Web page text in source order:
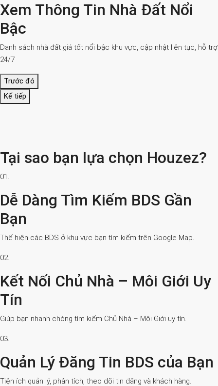
Xem Thông Tin Nhà Đất Nổi
Bậc
Danh sách nhà đất giá tốt nổi bậc khu vực, cập nhật liên tục, hỗ trợ
24/7
Trước đó
Kế tiếp
Tại sao bạn lựa chọn Houzez?
01.
Dễ Dàng Tìm Kiếm BDS Gần
Bạn
Thể hiện các BDS ở khu vực bạn tìm kiếm trên Google Map.
02.
Kết Nối Chủ Nhà – Môi Giới Uy
Tín
Giúp bạn nhanh chóng tìm kiếm Chủ Nhà – Môi Giới uy tín.
03.
Quản Lý Đăng Tin BDS của Bạn
Tiện ích quản lý, phân tích, theo dõi tin đăng và khách hàng.